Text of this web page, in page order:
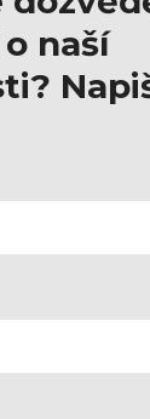
naší